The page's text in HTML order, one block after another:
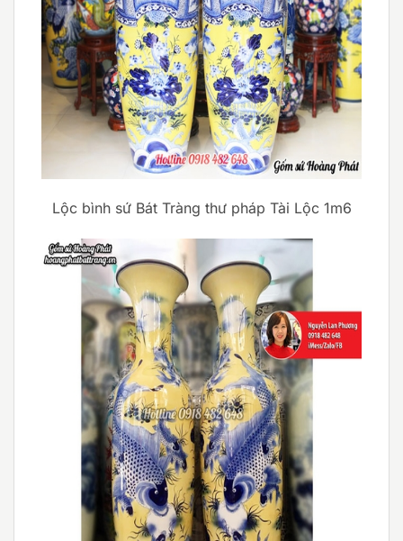
Lộc bình sứ Bát Tràng thư pháp Tài Lộc 1m6